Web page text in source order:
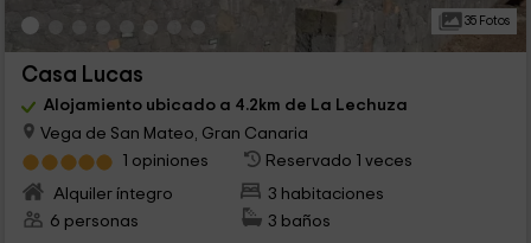
35 Fotos
Casa Lucas
Alojamiento ubicado a 4.2km de La Lechuza
Vega de San Mateo, Gran Canaria
1 opiniones
Reservado 1 veces
Alquiler íntegro
3 habitaciones
6 personas
3 baños